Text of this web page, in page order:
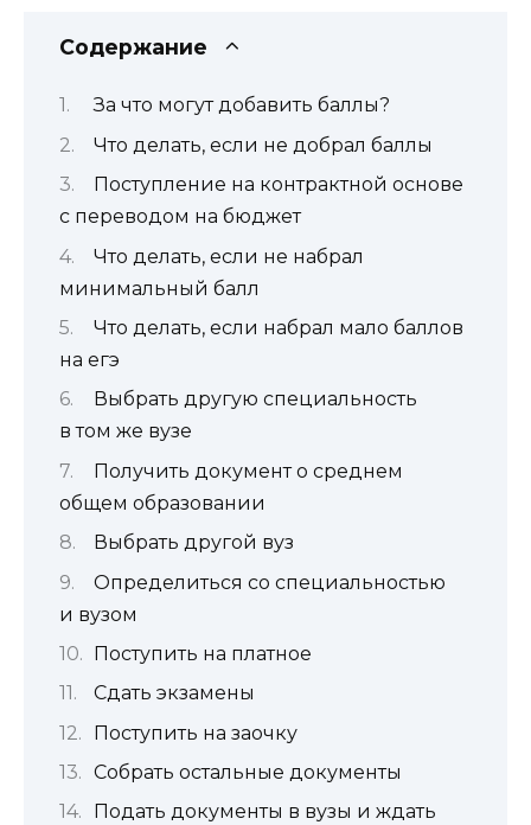
Содержание
За что могут добавить баллы?
Что делать, если не добрал баллы
Поступление на контрактной основе
с переводом на бюджет
Что делать, если не набрал
минимальный балл
Что делать, если набрал мало баллов
на егэ
Выбрать другую специальность
в том же вузе
Получить документ о среднем
общем образовании
Выбрать другой вуз
Определиться со специальностью
и вузом
Поступить на платное
Сдать экзамены
Поступить на заочку
Собрать остальные документы
Подать документы в вузы и ждать